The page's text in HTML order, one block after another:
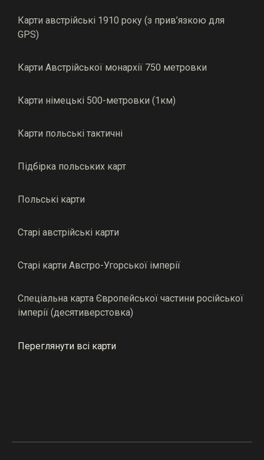
Карти австрійські 1910 року (з прив’язкою для
GPS)
Карти Австрійської монархії 750 метровки
Карти німецькі 500-метровки (1км)
Карти польські тактичні
Підбірка польських карт
Польські карти
Старі австрійські карти
Старі карти Австро-Угорської імперії
Спеціальна карта Європейської частини російської
імперії (десятиверстовка)
Переглянути всі карти